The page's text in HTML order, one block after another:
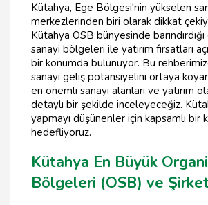
Kütahya, Ege Bölgesi'nin yükselen
merkezlerinden biri olarak dikkat
Kütahya OSB bünyesinde
sanayi bölgeleri ile yatırım fırsatları
bir konumda bulunuyor. Bu
sanayi geliş potansiyelini ortaya
en önemli sanayi alanları ve yatırım
detaylı bir şekilde inceleyeceğiz.
yapmayı düşünenler için kapsamlı bir
hedefliyoruz.
Kütahya En Büyük
Bölgeleri (OSB) ve